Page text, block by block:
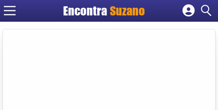
EncontraSuzano
Cadastrar empresa